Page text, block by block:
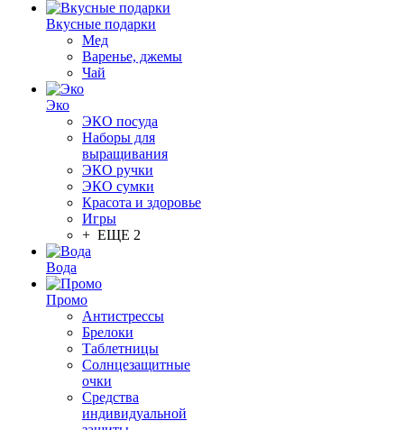
Вкусные подарки
Мед
Варенье, джемы
Чай
Эко
ЭКО посуда
Наборы для
выращивания
ЭКО ручки
ЭКО сумки
Красота и здоровье
Игры
+ ЕЩЕ 2
Вода
Промо
Антистрессы
Брелоки
Таблетницы
Солнцезащитные
очки
Средства
индивидуальной